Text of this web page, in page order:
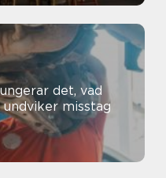
det, vad
misstag